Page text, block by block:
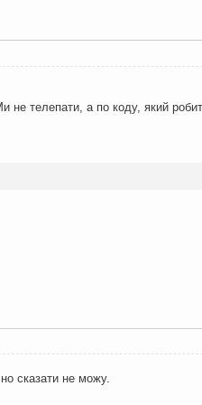
телепати, а по коду, який
сказати не можу.